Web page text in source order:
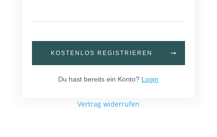
KOSTENLOS REGISTRIEREN
Du hast bereits ein Konto? Login
Online-Anfrage
Vertrag widerrufen